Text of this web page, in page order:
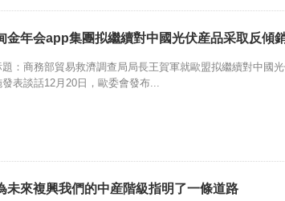
金年会app集團拟繼續對中國光伏産品采取反傾
題：商務部貿易救濟調查局局長王賀軍就歐盟拟繼續對中國
發表談話12月20日，歐委會發布...
未來複興我們的中産階級指明了一條道路